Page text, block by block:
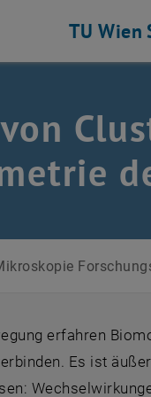
TU Wien
erfahren
Es ist